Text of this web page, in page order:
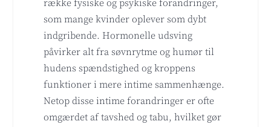
række fysiske og psykiske forandringer,
som mange kvinder oplever som dybt
indgribende. Hormonelle udsving
påvirker alt fra søvnrytme og humør til
hudens spændstighed og kroppens
funktioner i mere intime sammenhænge.
Netop disse intime forandringer er ofte
omgærdet af tavshed og tabu, hvilket gør